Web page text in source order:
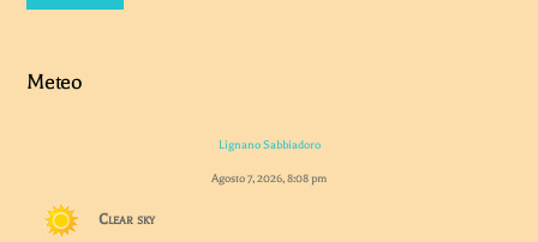
Meteo
Lignano Sabbiadoro
Agosto 7, 2026, 8:08 pm
Clear sky